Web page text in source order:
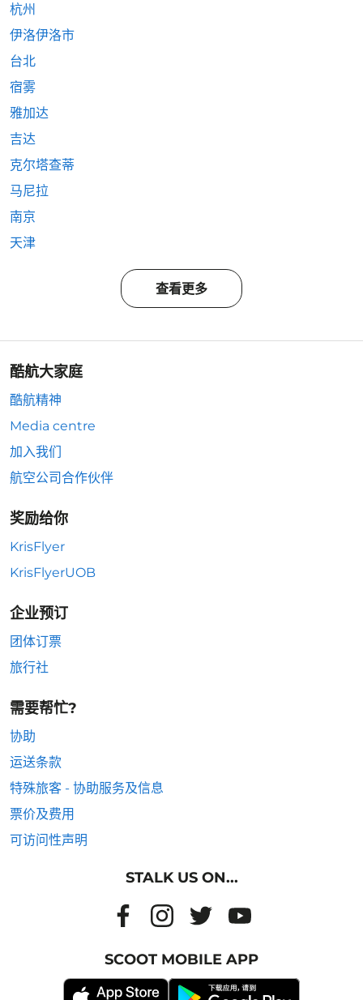
杭州
伊洛伊洛市
台北
宿雾
雅加达
吉达
克尔塔查蒂
马尼拉
南京
天津
查看更多
酷航大家庭
酷航精神
Media centre
加入我们
航空公司合作伙伴
奖励给你
KrisFlyer
KrisFlyerUOB
企业预订
团体订票
旅行社
需要帮忙?
协助
运送条款
特殊旅客 - 协助服务及信息
票价及费用
可访问性声明
STALK US ON...
SCOOT MOBILE APP